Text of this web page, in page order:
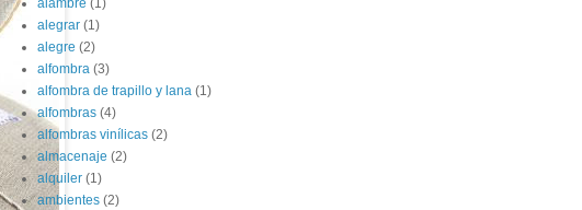
alambre (1)
alegrar (1)
alegre (2)
alfombra (3)
alfombra de trapillo y lana (1)
alfombras (4)
alfombras vinílicas (2)
almacenaje (2)
alquiler (1)
ambientes (2)